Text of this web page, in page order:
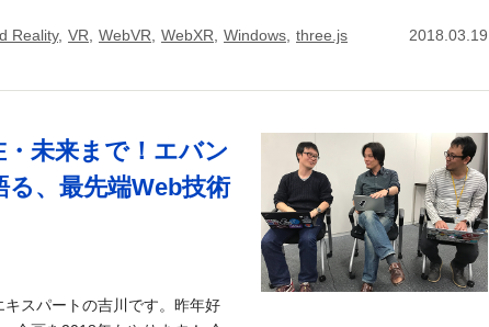
Reality, VR WebVR WebXR Windows three.js 2018.03.19
未来まで！エバン
、最先端Web技術
スパートの吉川です。昨年好